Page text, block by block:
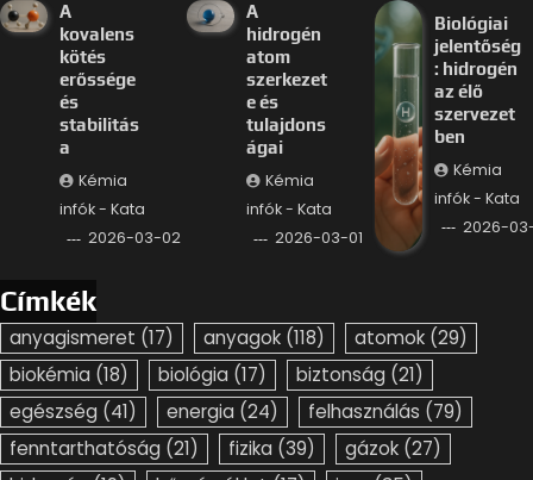
A
kovalens
kötés
erőssége
és
stabilitás
a
Kémia
infók - Kata
2026-03-02
A
hidrogén
atom
szerkezet
e és
tulajdons
ágai
Kémia
infók - Kata
2026-03-01
Biológiai
jelentőség
: hidrogén
az élő
szervezet
ben
Kémia
infók - Kata
2026-
Címkék
anyagismeret (17) anyagok (118) atomok (29)
biokémia (18) biológia (17) biztonság (21)
egészség (41) energia (24) felhasználás (79)
fenntarthatóság (21) fizika (39) gázok (27)